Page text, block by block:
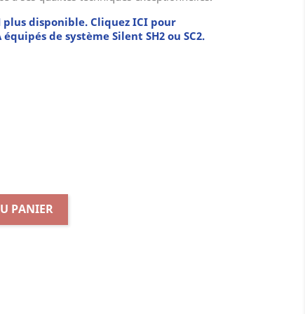
plus disponible. Cliquez ICI pour
de système Silent SH2 ou SC2.
PANIER